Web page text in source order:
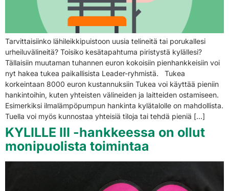
Tarvittaisiinko lähileikkipuistoon uusia telineitä tai porukallesi
urheiluvälineitä? Toisiko kesätapahtuma piristystä kylällesi?
Tällaisiin muutaman tuhannen euron kokoisiin pienhankkeisiin voi
nyt hakea tukea paikallisista Leader-ryhmistä. Tukea
korkeintaan 8000 euron kustannuksiin Tukea voi käyttää pieniin
hankintoihin, kuten yhteisten välineiden ja laitteiden ostamiseen.
Esimerkiksi ilmalämpöpumpun hankinta kylätalolle on mahdollista.
Tuella voi myös kunnostaa yhteisiä tiloja tai tehdä pieniä […]
KYLILLE III -hankkeessa on ollut
monipuolista toimintaa